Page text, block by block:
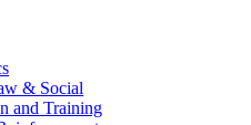
& Social
and Training